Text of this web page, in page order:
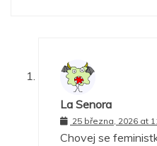
La Senora
25 března, 2026 at
Chovej se